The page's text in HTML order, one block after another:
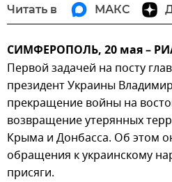
Читать в МАКС
СИМФЕРОПОЛЬ, 20 мая –
Первой задачей на посту
президент Украины
прекращение войны на
возвращение утерянных
Крыма и Донбасса. Об этом
обращения к украинскому
присяги.